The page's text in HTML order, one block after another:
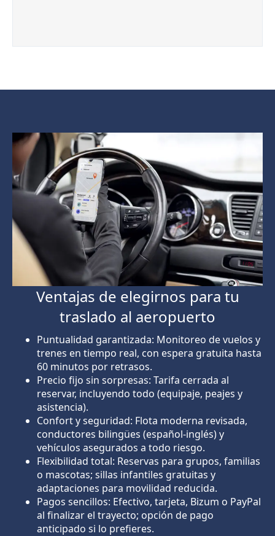
Ventajas de elegirnos para tu
traslado al aeropuerto
Puntualidad garantizada: Monitoreo de vuelos y
trenes en tiempo real, con espera gratuita hasta
60 minutos por retrasos.
Precio fijo sin sorpresas: Tarifa cerrada al
reservar, incluyendo todo (equipaje, peajes y
asistencia).
Confort y seguridad: Flota moderna revisada,
conductores bilingües (español-inglés) y
vehículos asegurados a todo riesgo.
Flexibilidad total: Reservas para grupos, familias
o mascotas; sillas infantiles gratuitas y
adaptaciones para movilidad reducida.
Pagos sencillos: Efectivo, tarjeta, Bizum o PayPal
al finalizar el trayecto; opción de pago
anticipado si lo prefieres.